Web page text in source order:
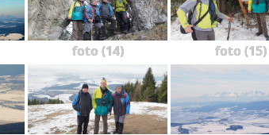
foto (14) foto (15)